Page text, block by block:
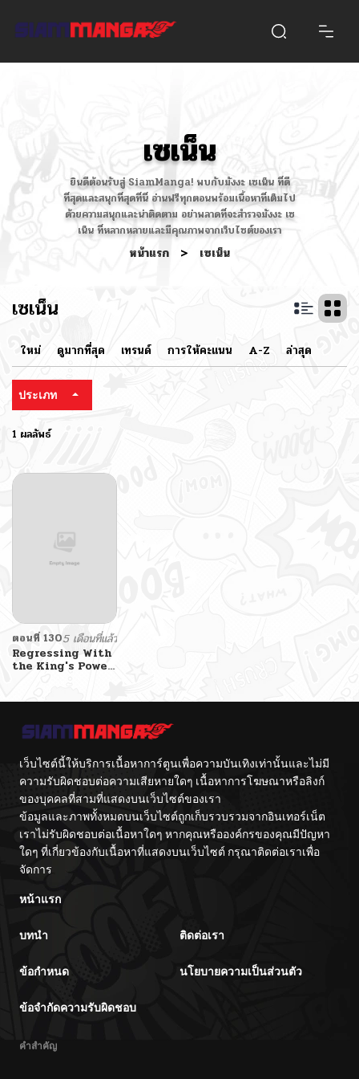
เซเน็น
ยินดีต้อนรับสู่ SiamManga! พบกับมังงะ เซเน็น ที่ดี
ที่สุดและสนุกที่สุดที่นี่ อ่านฟรีทุกตอนพร้อมเนื้อหาที่เต็มไป
ด้วยความสนุกและน่าติดตาม อย่าพลาดที่จะสำรวจมังงะ เซ
เน็น ที่หลากหลายและมีคุณภาพจากเว็บไซต์ของเรา
หน้าแรก > เซเน็น
เซเน็น
ใหม่ ดูมากที่สุด เทรนด์ การให้คะแนน A-Z ล่าสุด
ประเภท
1 ผลลัพธ์
ตอนที่ 1305 เดือนที่แล้ว
Regressing With
the King's Power
เว็บไซต์นี้ให้บริการเนื้อหาการ์ตูนเพื่อความบันเทิงเท่านั้นและไม่มี
ความรับผิดชอบต่อความเสียหายใดๆ เนื้อหาการโฆษณาหรือลิงก์
ของบุคคลที่สามที่แสดงบนเว็บไซต์ของเรา
ข้อมูลและภาพทั้งหมดบนเว็บไซต์ถูกเก็บรวบรวมจากอินเทอร์เน็ต
เราไม่รับผิดชอบต่อเนื้อหาใดๆ หากคุณหรือองค์กรของคุณมีปัญหา
ใดๆ ที่เกี่ยวข้องกับเนื้อหาที่แสดงบนเว็บไซต์ กรุณาติดต่อเราเพื่อ
จัดการ
หน้าแรก
บทนำ ติดต่อเรา
ข้อกำหนด นโยบายความเป็นส่วนตัว
ข้อจำกัดความรับผิดชอบ
คำสำคัญ